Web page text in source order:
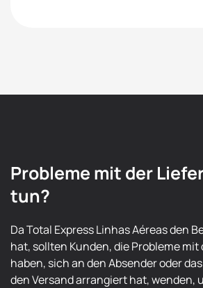
Probleme mit der
tun?
Da Total Express Linhas Aéreas den
hat, sollten Kunden, die Probleme
haben, sich an den Absender oder
den Versand arrangiert hat, wenden,